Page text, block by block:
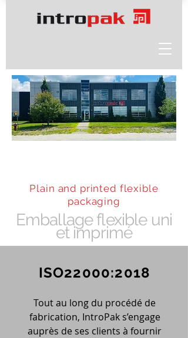
Plain and printed flexible
packaging
Emballage flexible uni
et imprimé
ISO22000:2018
Tout au long du procédé de
fabrication, IntroPak s’engage
auprès de ses clients à fournir